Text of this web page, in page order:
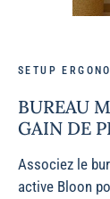
SETUP
BUREAU
GAIN DE
Associez le
active Bloon